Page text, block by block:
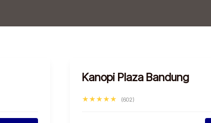
Kanopi Plaza Bandung
★★★★★ (602)